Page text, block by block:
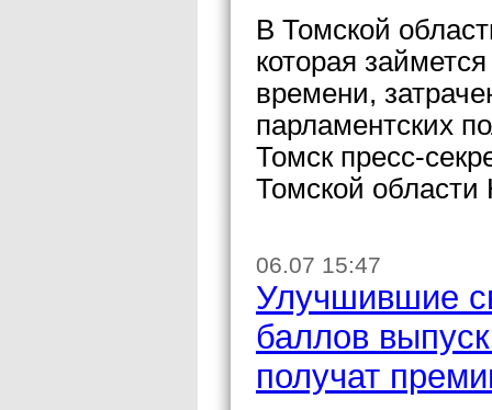
В Томской
которая
времени,
парламентских
Томск пресс-
Томской
06.07 15:47
Улучшившие
баллов
получат